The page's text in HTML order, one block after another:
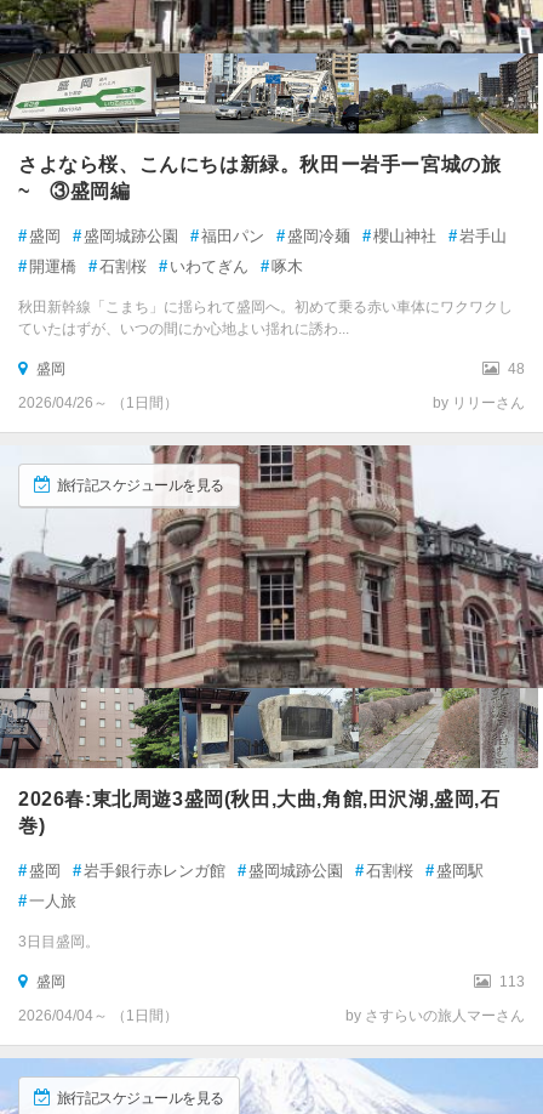
さよなら桜、こんにちは新緑。秋田ー岩手ー宮城の旅
~ ③盛岡編
#盛岡 #盛岡城跡公園 #福田パン #盛岡冷麺 #櫻山神社 #岩手山
# 開運橋 #石割桜 # いわてぎん #啄木
秋田新幹線「こまち」に揺られて盛岡へ。初めて乗る赤い車体にワクワクし
ていたはずが、いつの間にか心地よい揺れに誘わ...
盛岡
48
2026/04/26～ （1日間）
by リリーさん
旅行記スケジュールを見る
2026春:東北周遊3盛岡(秋田,大曲,角館,田沢湖,盛岡,石
巻)
#盛岡 #岩手銀行赤レンガ館 #盛岡城跡公園 #石割桜 #盛岡駅
#一人旅
3日目盛岡。
盛岡
113
2026/04/04～ （1日間）
by さすらいの旅人マーさん
旅行記スケジュールを見る